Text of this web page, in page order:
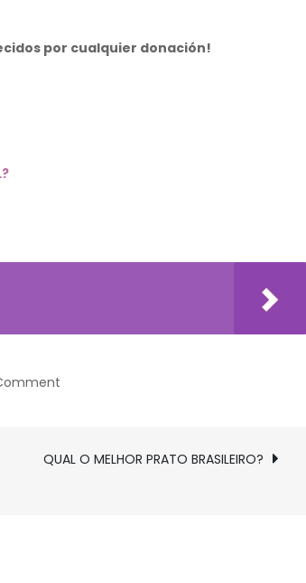
por cualquier donación!
A
QUAL O MELHOR PRATO BRASILEIRO?